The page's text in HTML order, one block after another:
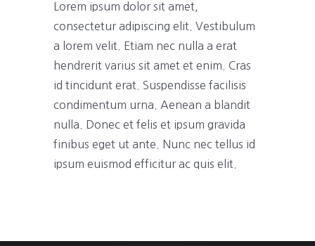
Lorem ipsum dolor sit amet,
consectetur adipiscing elit. Vestibulum
a lorem velit. Etiam nec nulla a erat
hendrerit varius sit amet et enim. Cras
id tincidunt erat. Suspendisse facilisis
condimentum urna. Aenean a blandit
nulla. Donec et felis et ipsum gravida
finibus eget ut ante. Nunc nec tellus id
ipsum euismod efficitur ac quis elit.